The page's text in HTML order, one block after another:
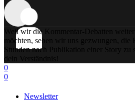
Weil wir die Kommentar-Debatten
möchten, sehen wir uns gezwungen,
Stunden nach Publikation einer Story zu
dein Verständnis!
0
0
Newsletter